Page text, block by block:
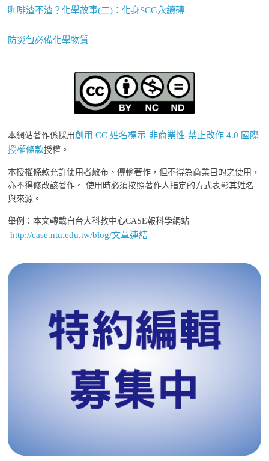
咖啡渣不渣？化學故事(二)：化身SCG永續磚
防災包必備化學物質
本網站著作係採用創用 CC 姓名標示-非商業性-禁止改作 4.0 國際
授權條款授權。
本授權條款允許使用者散布、傳輸著作，但不得為商業目的之使用，
亦不得修改該著作。 使用時必須按照著作人指定的方式表彰其姓名
與來源。
舉例：本文轉載自台大科教中心CASE報科學網站
http://case.ntu.edu.tw/blog/文章連結